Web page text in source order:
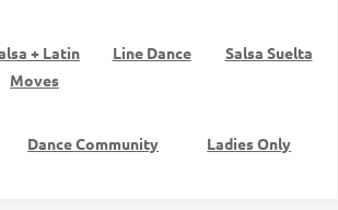
+ Latin
Moves
Line Dance Salsa Suelta
Dance Community Ladies Only